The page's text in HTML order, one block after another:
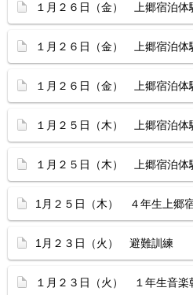
１月２６日（金） 上郷宿泊体
１月２６日（金） 上郷宿泊体
１月２６日（金） 上郷宿泊体
１月２５日（木） 上郷宿泊体
１月２５日（木） 上郷宿泊体
1月２５日（木） ４年生上郷
1月２３日（火） 避難訓練
１月２３日（火） １年生音楽